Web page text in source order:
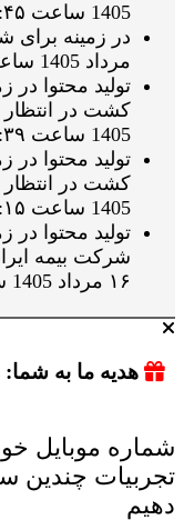
1405 ساعت ۱۰:۳۱:۴۵
مرداد 1405 ساعت ۱۰:۱۷:۱۶
تولید محتوا
1405 ساعت ۰۵:۰۵:۳۹
تولید محتوا
1405 ساعت ۰۳:۵۰:۱۵
تولید محتوا در
شرکت بیمه
۱۶ مرداد 1405 ساعت ۰۲:۴۵:۱۰
هدیه ما به شما:
شماره موبایل
تجربیات چندین
دهیم